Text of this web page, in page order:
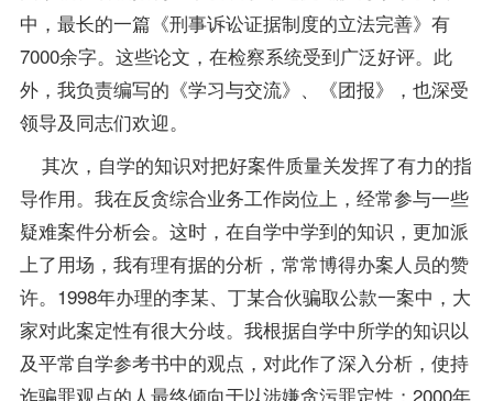
中，最长的一篇《刑事诉讼证据制度的立法完善》有
7000余字。这些论文，在检察系统受到广泛好评。此
外，我负责编写的《学习与交流》、《团报》，也深受
领导及同志们欢迎。
其次，自学的知识对把好案件质量关发挥了有力的指
导作用。我在反贪综合业务工作岗位上，经常参与一些
疑难案件分析会。这时，在自学中学到的知识，更加派
上了用场，我有理有据的分析，常常博得办案人员的赞
许。1998年办理的李某、丁某合伙骗取公款一案中，大
家对此案定性有很大分歧。我根据自学中所学的知识以
及平常自学参考书中的观点，对此作了深入分析，使持
诈骗罪观点的人最终倾向于以涉嫌贪污罪定性；2000年